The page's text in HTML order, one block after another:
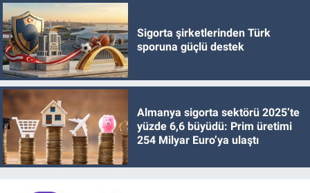
Sigorta şirketlerinden Türk
sporuna güçlü destek
Almanya sigorta sektörü 2025’te
yüzde 6,6 büyüdü: Prim üretimi
254 Milyar Euro’ya ulaştı